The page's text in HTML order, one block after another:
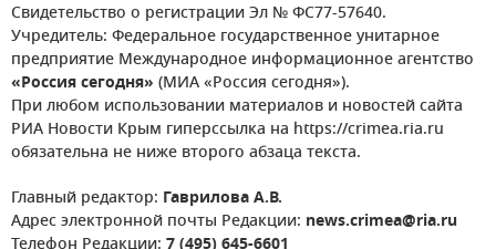
Свидетельство о регистрации Эл № ФС77-57640.
Учредитель: Федеральное государственное унитарное
предприятие Международное информационное агентство
«Россия сегодня» (МИА «Россия сегодня»).
При любом использовании материалов и новостей сайта
РИА Новости Крым гиперссылка на https://crimea.ria.ru
обязательна не ниже второго абзаца текста.
Главный редактор: Гаврилова А.В.
Адрес электронной почты Редакции: news.crimea@ria.ru